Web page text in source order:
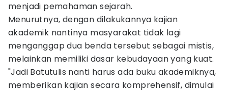
menjadi pemahaman sejarah.
Menurutnya, dengan dilakukannya kajian
akademik nantinya masyarakat tidak lagi
menganggap dua benda tersebut sebagai mistis,
melainkan memiliki dasar kebudayaan yang kuat.
"Jadi Batutulis nanti harus ada buku akademiknya,
memberikan kajian secara komprehensif, dimulai